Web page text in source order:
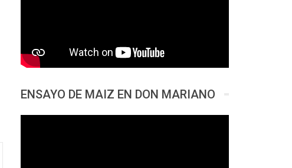
ENSAYO DE MAIZ EN DON MARIANO